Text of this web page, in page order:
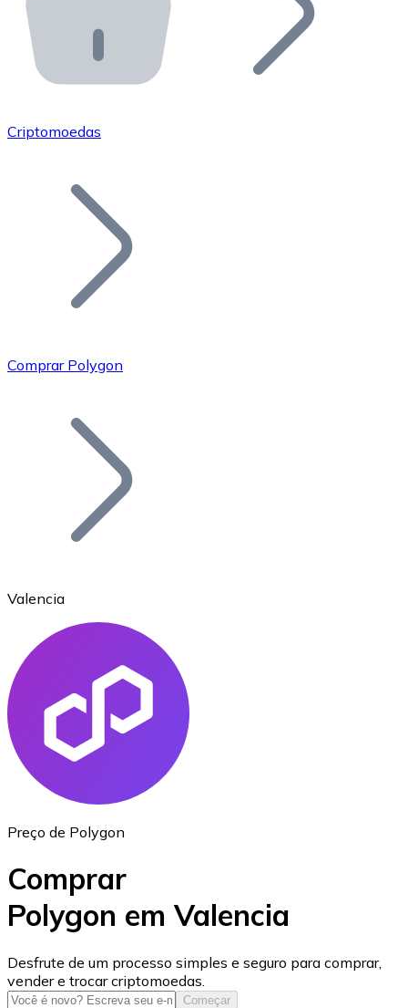
API Bitnovo
Integre nossa API no seu ecossistema.
Junte-se à nossa rede de revendedores e comercialize
Adicione o token do seu projeto ao nosso serviço de
Bitcoin
Ethereum
USD Coin
USDC
Criptomoedas
Comprar Polygon
Valencia
Preço de Polygon
Comprar
Polygon em Valencia
Desfrute de um processo simples e seguro para comprar,
vender e trocar criptomoedas.
Começar